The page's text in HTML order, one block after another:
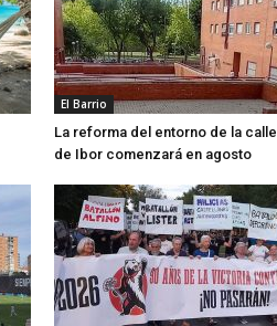
El Barrio
La reforma del entorno de la calle
de Ibor comenzará en agosto